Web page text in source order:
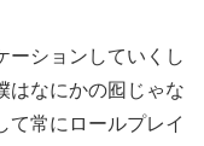
ーションしていくし
はなにかの囮じゃな
常にロールプレイ